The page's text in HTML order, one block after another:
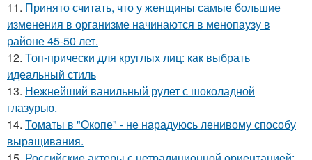
11. Принято считать, что у женщины самые большие
изменения в организме начинаются в менопаузу в
районе 45-50 лет.
12. Топ-прически для круглых лиц: как выбрать
идеальный стиль
13. Нежнейший ванильный рулет с шоколадной
глазурью.
14. Томаты в "Окопе" - не нарадуюсь ленивому способу
выращивания.